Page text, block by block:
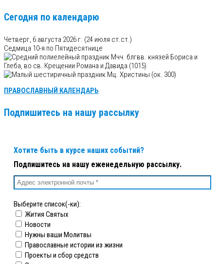
Сегодня по календарю
Четверг, 6 августа 2026 г. (24 июля ст.ст.)
Седмица 10-я по Пятидесятнице
Мчч. блгвв. князей Бориса и
Глеба, во св. Крещении Романа и Давида (1015)
Мц. Христины (ок. 300)
ПРАВОСЛАВНЫЙ КАЛЕНДАРЬ
Подпишитесь на нашу рассылку
Хотите быть в курсе наших событий?
Подпишитесь на нашу еженедельную рассылку.
Выберите список(-ки):
Жития Святых
Новости
Нужны ваши Молитвы
Православные истории из жизни
Проекты и сбор средств